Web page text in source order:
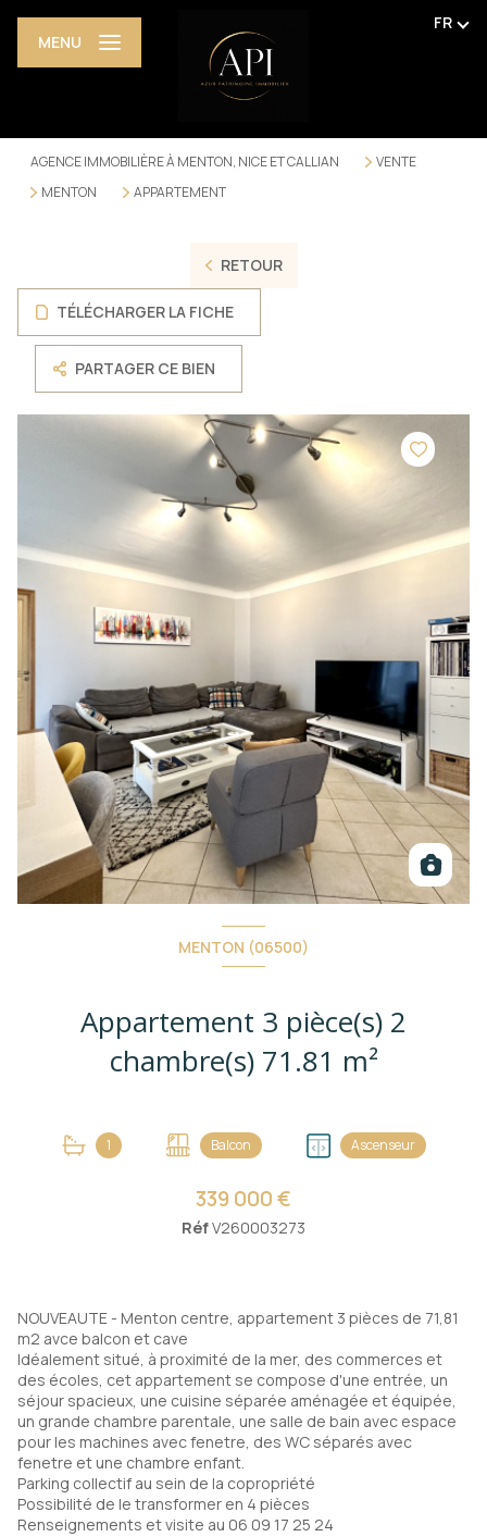
FR
MENU
AGENCE IMMOBILIÈRE À MENTON, NICE ET CALLIAN
VENTE
MENTON
APPARTEMENT
RETOUR
TÉLÉCHARGER LA FICHE
PARTAGER CE BIEN
MENTON (06500)
Appartement 3 pièce(s) 2
chambre(s) 71.81 m²
1 Balcon Ascenseur
339 000 €
RéfV260003273
NOUVEAUTE - Menton centre, appartement 3 pièces de 71,81
m2 avce balcon et cave
Idéalement situé, à proximité de la mer, des commerces et
des écoles, cet appartement se compose d'une entrée, un
séjour spacieux, une cuisine séparée aménagée et équipée,
un grande chambre parentale, une salle de bain avec espace
pour les machines avec fenetre, des WC séparés avec
fenetre et une chambre enfant.
Parking collectif au sein de la copropriété
Possibilité de le transformer en 4 pièces
Renseignements et visite au 06 09 17 25 24